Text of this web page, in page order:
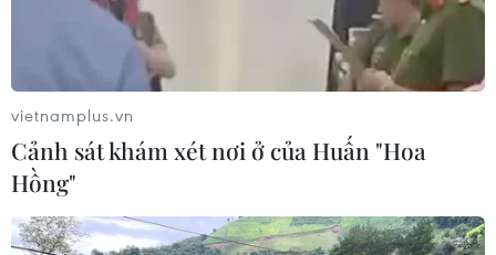
vietnamplus.vn
Cảnh sát khám xét nơi ở của Huấn "Hoa
Hồng"